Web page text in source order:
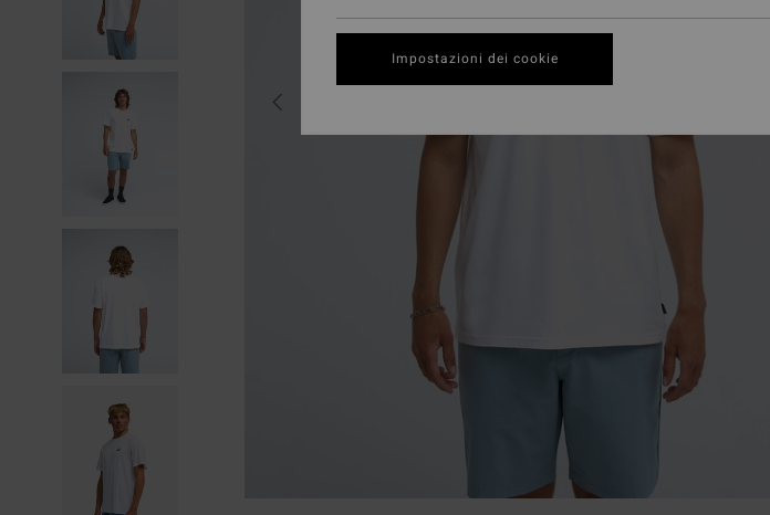
Impostazioni dei cookie